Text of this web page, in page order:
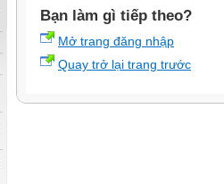
Bạn làm gì tiếp theo?
Mở trang đăng nhập
Quay trở lại trang trước